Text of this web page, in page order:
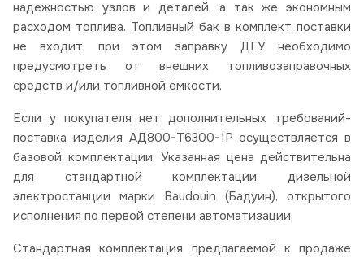
надежностью узлов и деталей, а так же экономным
расходом топлива. Топливный бак в комплект поставки
не входит, при этом заправку ДГУ необходимо
предусмотреть от внешних топливозаправочных
средств и/или топливной ёмкости.
Если у покупателя нет дополнительных требований-
поставка изделия АД800-Т6300-1Р осуществляется в
базовой комплектации. Указанная цена действительна
для стандартной комплектации дизельной
электростанции марки Baudouin (Бадуин), открытого
исполнения по первой степени автоматизации.
Стандартная комплектация предлагаемой к продаже